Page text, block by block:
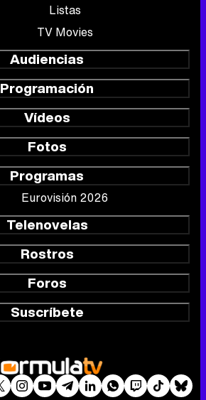
Listas
TV Movies
Audiencias
Programación
Vídeos
Fotos
Programas
Eurovisión 2026
Telenovelas
Rostros
Foros
Suscríbete